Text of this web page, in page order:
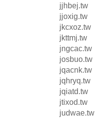
jjhbej.tw
jjoxig.tw
jkcxoz.tw
jkttmj.tw
jngcac.tw
josbuo.tw
jqacnk.tw
jqhryq.tw
jqiatd.tw
jtixod.tw
judwae.tw